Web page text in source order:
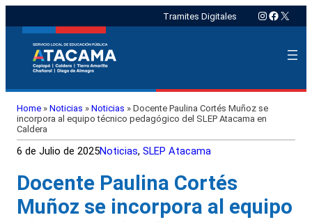
Tramites Digitales Instagram
X
Home » Noticias » Noticias » Docente Paulina Cortés Muñoz se
incorpora al equipo técnico pedagógico del SLEP Atacama en
Caldera
6 de Julio de 2025Noticias, SLEP Atacama
Docente Paulina Cortés
Muñoz se incorpora al equipo